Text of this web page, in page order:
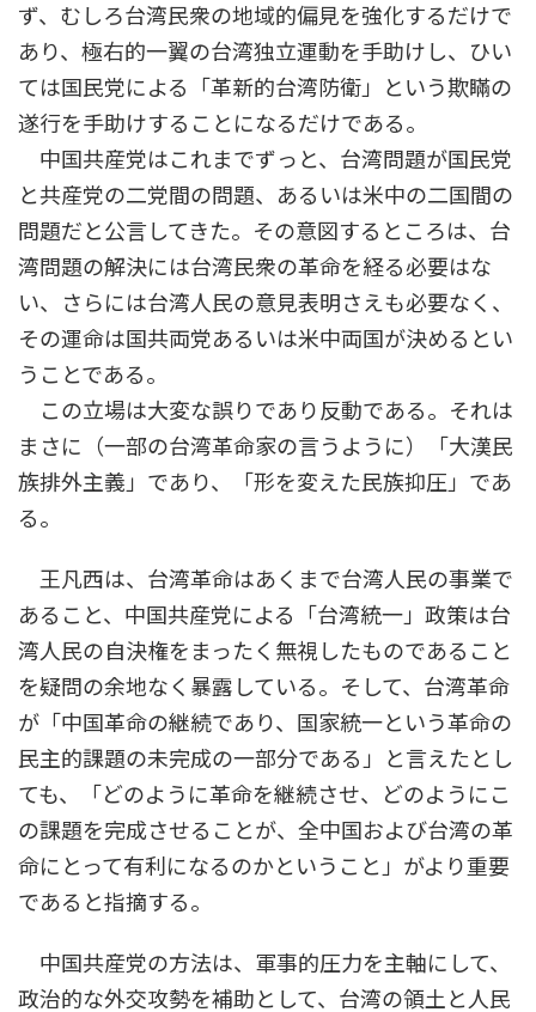
ず、むしろ台湾民衆の地域的偏見を強化するだけで
あり、極右的一翼の台湾独立運動を手助けし、ひい
ては国民党による「革新的台湾防衛」という欺瞞の
遂行を手助けすることになるだけである。
中国共産党はこれまでずっと、台湾問題が国民党
と共産党の二党間の問題、あるいは米中の二国間の
問題だと公言してきた。その意図するところは、台
湾問題の解決には台湾民衆の革命を経る必要はな
い、さらには台湾人民の意見表明さえも必要なく、
その運命は国共両党あるいは米中両国が決めるとい
うことである。
この立場は大変な誤りであり反動である。それは
まさに（一部の台湾革命家の言うように）「大漢民
族排外主義」であり、「形を変えた民族抑圧」であ
る。
王凡西は、台湾革命はあくまで台湾人民の事業で
あること、中国共産党による「台湾統一」政策は台
湾人民の自決権をまったく無視したものであること
を疑問の余地なく暴露している。そして、台湾革命
が「中国革命の継続であり、国家統一という革命の
民主的課題の未完成の一部分である」と言えたとし
ても、「どのように革命を継続させ、どのようにこ
の課題を完成させることが、全中国および台湾の革
命にとって有利になるのかということ」がより重要
であると指摘する。
中国共産党の方法は、軍事的圧力を主軸にして、
政治的な外交攻勢を補助として、台湾の領土と人民